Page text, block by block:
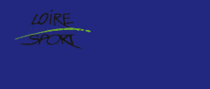
Panneau de gestion des cookies
contenu